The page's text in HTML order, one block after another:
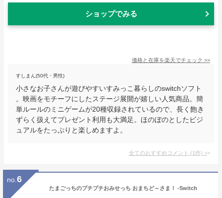
ショップでみる
価格と在庫を楽天でチェック >>
すしまん(50代・男性)
小さなお子さんが遊びやすいすみっこ暮らしのswitchソフト
。映画をモチーフにしたステージ展開が嬉しい人気商品。簡
単ルールのミニゲームが20種収録されているので、長く飽き
ずらく扱えてプレゼント利用も大満足。ほのぼのとしたビジ
ュアルをたっぷりと楽しめますよ。
全てのおすすめコメント (1件) >
no. 6
たまごっちのプチプチおみせっち おまちど～さま！ -Switch